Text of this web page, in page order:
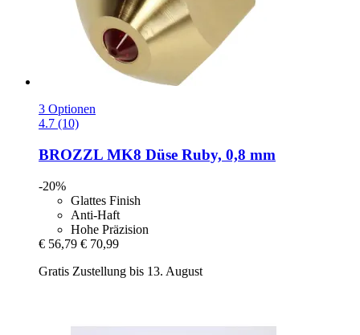
3 Optionen
4.7 (10)
BROZZL MK8 Düse Ruby, 0,8 mm
-20%
Glattes Finish
Anti-Haft
Hohe Präzision
€ 56,79 € 70,99
Gratis Zustellung bis 13. August